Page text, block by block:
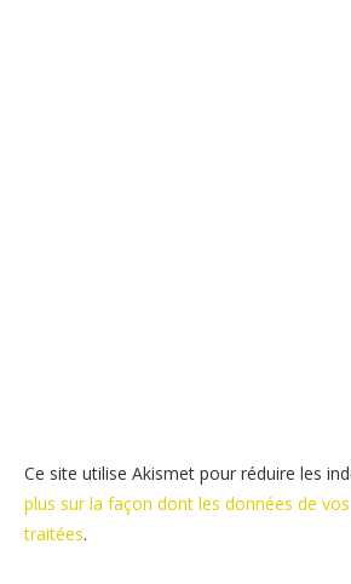
Ce site utilise Akismet pour réduire les
plus sur la façon dont les données de
traitées.